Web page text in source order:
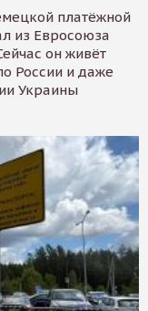
платёжной
из Евросоюза
он живёт
России и даже
Украины